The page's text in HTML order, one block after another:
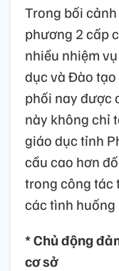
Trong bối
phương 2 cấp
nhiều nhiệm
dục và Đào
phối nay được
này không chỉ
giáo dục tỉnh
cầu cao hơn
trong công tác
các tình huống
* Chủ động
cơ sở